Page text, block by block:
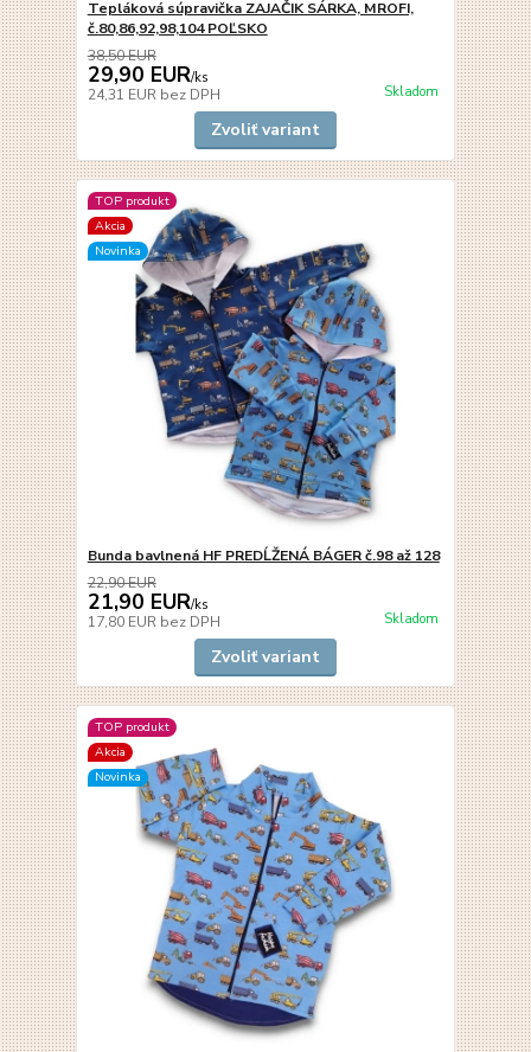
Tepláková súpravička ZAJAČIK SÁRKA, MROFI,
č.80,86,92,98,104 POĽSKO
38,50 EUR
29,90 EUR/ks
24,31 EUR bez DPH Skladom
Zvoliť variant
TOP produkt
Akcia
Novinka
Bunda bavlnená HF PREDĹŽENÁ BÁGER č.98 až 128
22,90 EUR
21,90 EUR/ks
17,80 EUR bez DPH Skladom
Zvoliť variant
TOP produkt
Akcia
Novinka